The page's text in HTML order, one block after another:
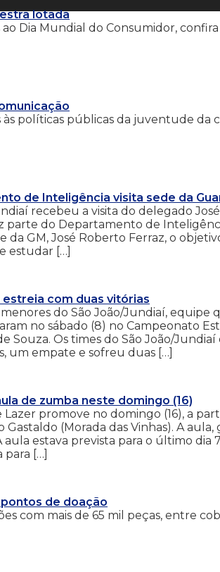
lotada
ao Dia Mundial do Consumidor,
às políticas públicas da juventude da
de Inteligência visita sede da
recebeu a visita do delegado
parte do Departamento de
da GM, José Roberto Ferraz, o
estudar […]
estreia com duas vitórias
do São João/Jundiaí, equipe
no sábado (8) no Campeonato
Souza. Os times do São João/
um empate e sofreu duas […]
de zumba neste domingo (16)
Lazer promove no domingo (16), a
Gastaldo (Morada das Vinhas). A
aula estava prevista para o último dia
para […]
de doação
com mais de 65 mil peças, entre